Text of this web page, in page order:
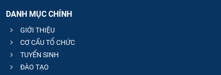
DANH MỤC CHÍNH
GIỚI THIỆU
CƠ CẤU TỔ CHỨC
TUYỂN SINH
ĐÀO TẠO